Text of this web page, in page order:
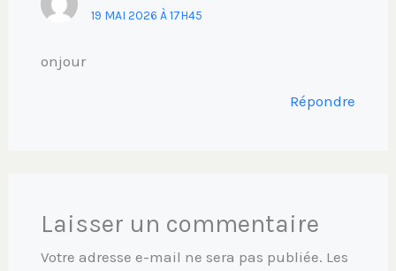
19 MAI 2026 À 17H45
onjour
Répondre
Laisser un commentaire
Votre adresse e-mail ne sera pas publiée. Les